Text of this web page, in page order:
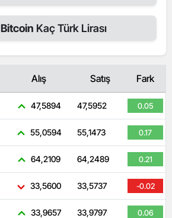
Bitcoin Kaç Türk Lirası
Alış Satış Fark
47,5894 47,5952 0.05
55,0594 55,1473 0.17
64,2109 64,2489 0.21
33,5600 33,5737 -0.02
33,9657 33,9797 0.06